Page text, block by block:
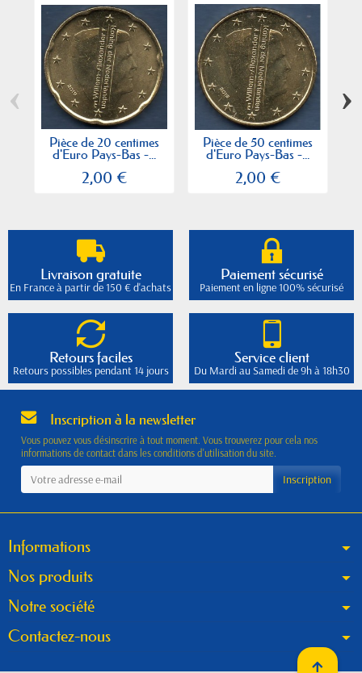
Pièce de 20 centimes
d'Euro Pays-Bas -...
2,00 €
Pièce de 50 centimes
d'Euro Pays-Bas -...
2,00 €
‹ ›
Livraison gratuite
En France à partir de 150 € d'achats
Paiement sécurisé
Paiement en ligne 100% sécurisé
Retours faciles
Retours possibles pendant 14 jours
Service client
Du Mardi au Samedi de 9h à 18h30
Inscription à la newsletter
Vous pouvez vous désinscrire à tout moment. Vous trouverez pour cela nos
informations de contact dans les conditions d'utilisation du site.
Informations
Nos produits
Notre société
Contactez-nous